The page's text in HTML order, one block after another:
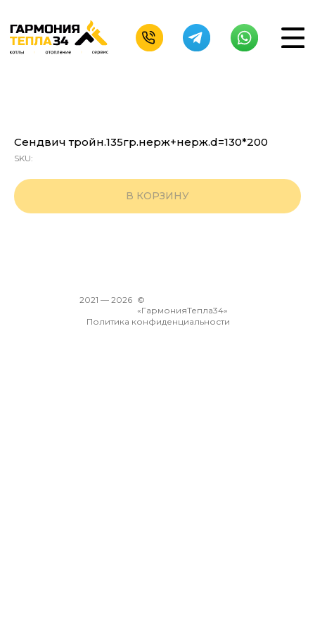
Сендвич тройн.135гр.нерж+нерж.d=130*200
SKU:
В КОРЗИНУ
Политика конфиденциальности
©
«ГармонияТепла34»
2026
2021 —